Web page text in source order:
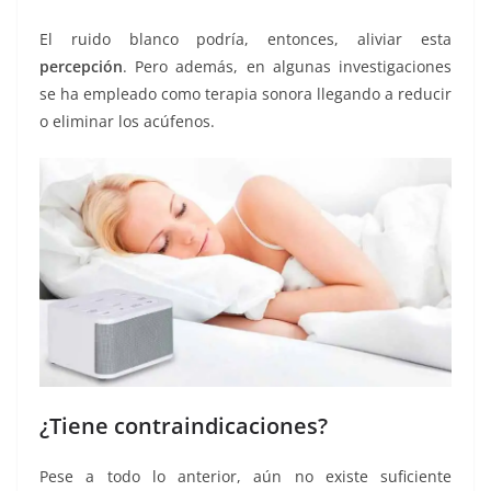
El ruido blanco podría, entonces, aliviar esta
percepción. Pero además, en algunas investigaciones
se ha empleado como terapia sonora llegando a reducir
o eliminar los acúfenos.
¿Tiene contraindicaciones?
Pese a todo lo anterior, aún no existe suficiente